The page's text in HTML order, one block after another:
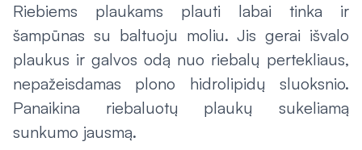
Riebiems plaukams plauti labai tinka ir
šampūnas su baltuoju moliu. Jis gerai išvalo
plaukus ir galvos odą nuo riebalų pertekliaus,
nepažeisdamas plono hidrolipidų sluoksnio.
Panaikina riebaluotų plaukų sukeliamą
sunkumo jausmą.